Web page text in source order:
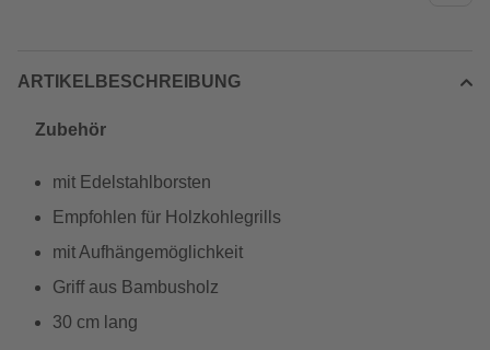
ARTIKELBESCHREIBUNG
Zubehör
mit Edelstahlborsten
Empfohlen für Holzkohlegrills
mit Aufhängemöglichkeit
Griff aus Bambusholz
30 cm lang